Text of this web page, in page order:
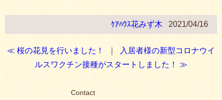
ｹｱﾊｳｽ花みず木 2021/04/16
≪ 桜の花見を行いました！ ｜入居者様の新型コロナウイ
ルスワクチン接種がスタートしました！ ≫
Contact